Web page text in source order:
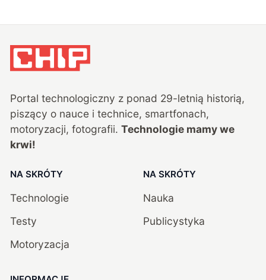
Portal technologiczny z ponad 29-letnią historią,
piszący o nauce i technice, smartfonach,
motoryzacji, fotografii. Technologie mamy we
krwi!
NA SKRÓTY
Technologie
Testy
Motoryzacja
NA SKRÓTY
Nauka
Publicystyka